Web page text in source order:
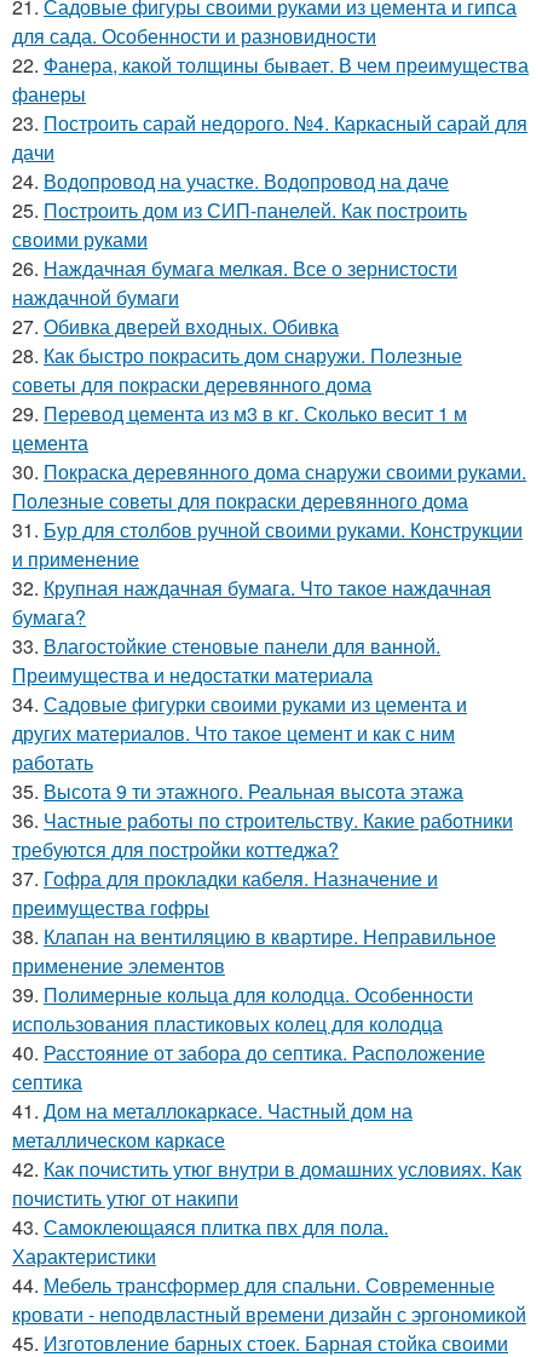
21. Садовые фигуры своими руками из цемента и гипса
для сада. Особенности и разновидности
22. Фанера, какой толщины бывает. В чем преимущества
фанеры
23. Построить сарай недорого. №4. Каркасный сарай для
дачи
24. Водопровод на участке. Водопровод на даче
25. Построить дом из СИП-панелей. Как построить
своими руками
26. Наждачная бумага мелкая. Все о зернистости
наждачной бумаги
27. Обивка дверей входных. Обивка
28. Как быстро покрасить дом снаружи. Полезные
советы для покраски деревянного дома
29. Перевод цемента из м3 в кг. Сколько весит 1 м
цемента
30. Покраска деревянного дома снаружи своими руками.
Полезные советы для покраски деревянного дома
31. Бур для столбов ручной своими руками. Конструкции
и применение
32. Крупная наждачная бумага. Что такое наждачная
бумага?
33. Влагостойкие стеновые панели для ванной.
Преимущества и недостатки материала
34. Садовые фигурки своими руками из цемента и
других материалов. Что такое цемент и как с ним
работать
35. Высота 9 ти этажного. Реальная высота этажа
36. Частные работы по строительству. Какие работники
требуются для постройки коттеджа?
37. Гофра для прокладки кабеля. Назначение и
преимущества гофры
38. Клапан на вентиляцию в квартире. Неправильное
применение элементов
39. Полимерные кольца для колодца. Особенности
использования пластиковых колец для колодца
40. Расстояние от забора до септика. Расположение
септика
41. Дом на металлокаркасе. Частный дом на
металлическом каркасе
42. Как почистить утюг внутри в домашних условиях. Как
почистить утюг от накипи
43. Самоклеющаяся плитка пвх для пола.
Характеристики
44. Мебель трансформер для спальни. Современные
кровати - неподвластный времени дизайн с эргономикой
45. Изготовление барных стоек. Барная стойка своими